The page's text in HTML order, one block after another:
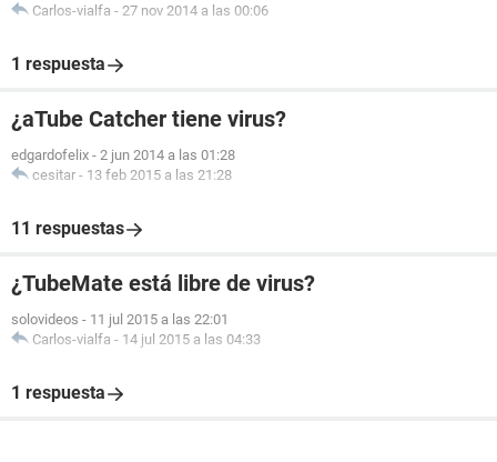
Carlos-vialfa - 27 nov 2014 a las 00:06
1 respuesta
¿aTube Catcher tiene virus?
edgardofelix - 2 jun 2014 a las 01:28
cesitar - 13 feb 2015 a las 21:28
11 respuestas
¿TubeMate está libre de virus?
solovideos - 11 jul 2015 a las 22:01
Carlos-vialfa - 14 jul 2015 a las 04:33
1 respuesta